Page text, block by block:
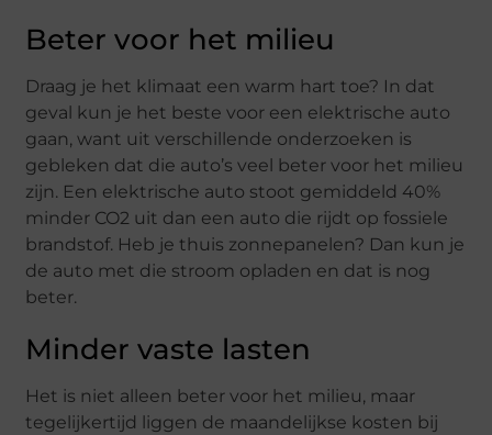
Beter voor het milieu
Draag je het klimaat een warm hart toe? In dat
geval kun je het beste voor een elektrische auto
gaan, want uit verschillende onderzoeken is
gebleken dat die auto’s veel beter voor het milieu
zijn. Een elektrische auto stoot gemiddeld 40%
minder CO2 uit dan een auto die rijdt op fossiele
brandstof. Heb je thuis zonnepanelen? Dan kun je
de auto met die stroom opladen en dat is nog
beter.
Minder vaste lasten
Het is niet alleen beter voor het milieu, maar
tegelijkertijd liggen de maandelijkse kosten bij